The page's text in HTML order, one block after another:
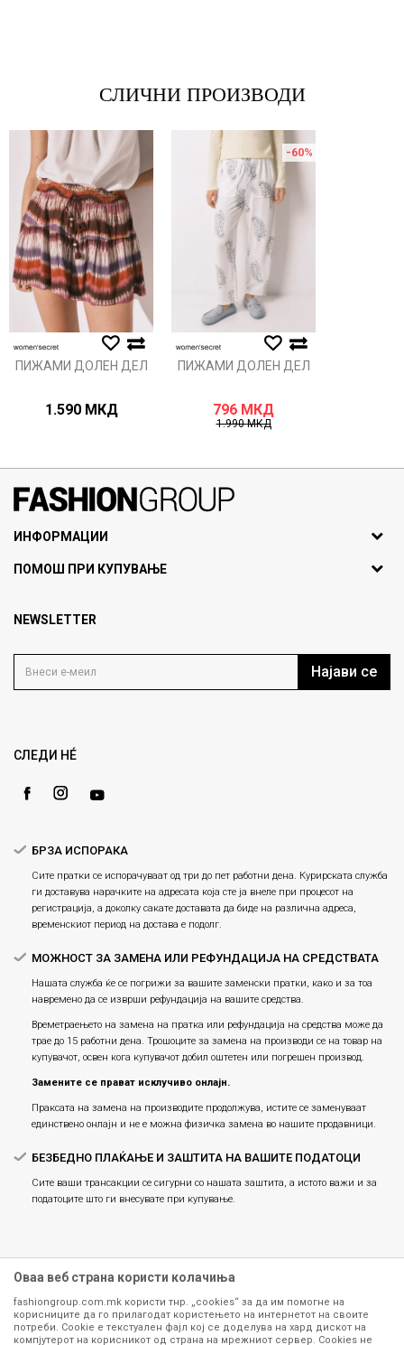
Порака
Анти спам заштита - пресметајте колку е 2 + 3 :
ИСПРАТИ
СЛИЧНИ ПРОИЗВОДИ
ПИЖАМИ ДОЛЕН ДЕЛ
1.590 МКД
-60%
ПИЖАМИ ДОЛЕН ДЕЛ
796 МКД
1.990МКД
ИНФОРМАЦИИ
За нас
Продавници
Блог
Gift Card
ПОМОШ ПРИ КУПУВАЊЕ
Политика на приватност
Како да купите
Замена и рефундација на производи
NEWSLETTER
Најави се
СЛЕДИ НÉ
БРЗА ИСПОРАКА
Сите пратки се испорачуваат од три до пет работни дена. Курирската служба
ги доставува нарачките на адресата која сте ја внеле при процесот на
регистрација, а доколку сакате доставата да биде на различна адреса,
временскиот период на достава е подолг.
МОЖНОСТ ЗА ЗАМЕНА ИЛИ РЕФУНДАЦИЈА НА СРЕДСТВАТА
Нашата служба ќе се погрижи за вашите заменски пратки, како и за тоа
навремено да се изврши рефундација на вашите средства.
Времетраењето на замена на пратка или рефундацијa на средства може да
трае до 15 работни дена. Трошоците за замена на производи се на товар на
купувачот, освен кога купувачот добил оштетен или погрешен производ.
Замените се прават исклучиво онлајн.
Праксата на замена на производите продолжува, истите се заменуваат
единствено онлајн и не е можна физичка замена во нашите продавници.
БЕЗБЕДНО ПЛАЌАЊЕ И ЗАШТИТА НА ВАШИТЕ ПОДАТОЦИ
Сите ваши трансакции се сигурни со нашата заштита, а истото важи и за
податоците што ги внесувате при купување.
Оваа веб страна користи колачиња
fashiongroup.com.mk користи тнр. „cookies“ за да им помогне на
корисниците да го прилагодат користењето на интернетот на своите
потреби. Cookie е текстуален фајл кој се доделува на хард дискот на
компјутерот на корисникот од страна на мрежниот сервер. Cookies не